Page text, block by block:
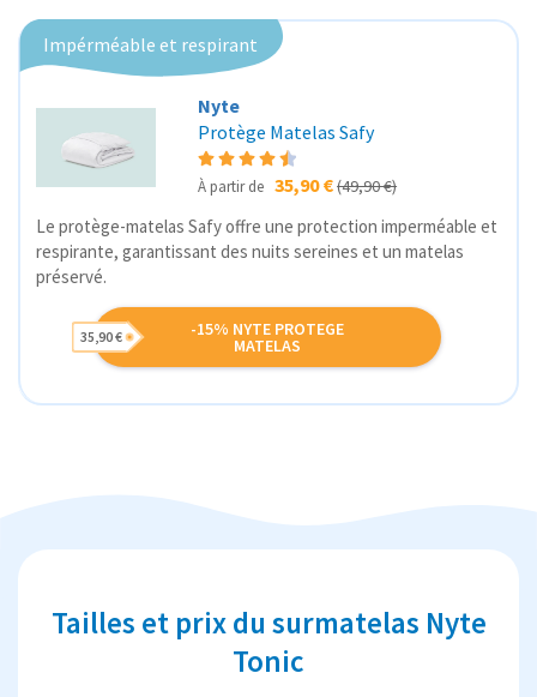
Impérméable et respirant
Nyte
Protège Matelas Safy
À partir de35,90 €(49,90 €)
Le protège-matelas Safy offre une protection imperméable et
respirante, garantissant des nuits sereines et un matelas
préservé.
-15% NYTE PROTEGE
MATELAS
35,90 €
Tailles et prix du surmatelas Nyte
Tonic